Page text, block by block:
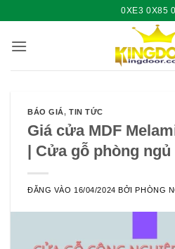
nội
0XE3 0X85
BÁO GIÁ,TIN TỨC
Giá cửa MDF
| Cửa gỗ phòng ngủ
ĐĂNG VÀO 16/04/2024 BỞIPHÒNG